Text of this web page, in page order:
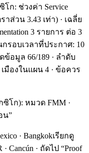
โก: ช่วงค่า Service
ส่วน 3.43 เท่า) · เฉลี่ย
3 รายการ ต่อ 3
รอบเวลาที่ประกาศ: 10
ข้อมูล 66/189 · ลำดับ
เมืองในแผน 4 · ข้อควร
โก): หมวด FMM ·
น”
· Bangkokเรียกดู
Cancún · ถัดไป “Proof